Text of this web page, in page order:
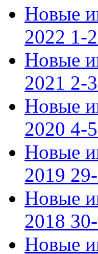
Новые
2022 1-
Новые
2021 2-
Новые
2020 4-
Новые
2019
Новые
2018
Новые